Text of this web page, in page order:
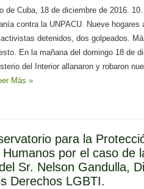
de Cuba, 18 de diciembre de 2016.
contra la UNPACU. Nueve hogares
detenidos, dos golpeados.
En la mañana del domingo 18 de
del Interior allanaron y robaron
Más »
para la
por el caso de
Sr. Nelson Gandulla,
Derechos LGBTI.